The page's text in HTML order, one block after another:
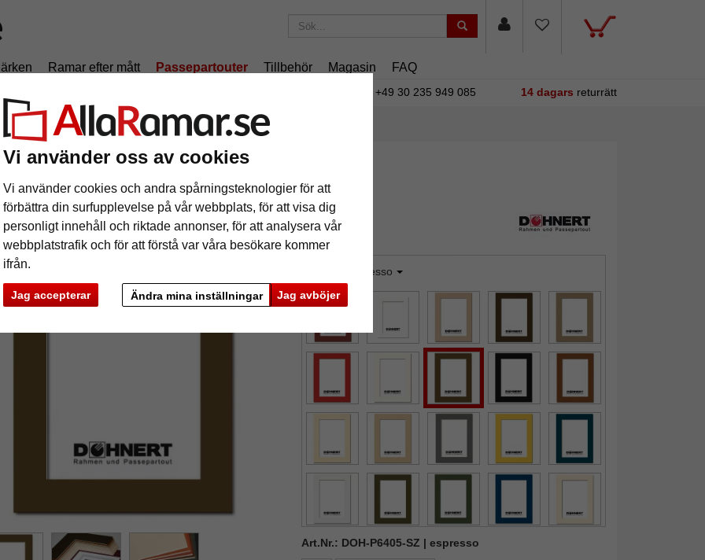
Vi använder oss av cookies
Vi använder cookies och andra spårningsteknologier för att
förbättra din surfupplevelse på vår webbplats, för att visa dig
personligt innehåll och riktade annonser, för att analysera vår
webbplatstrafik och för att förstå var våra besökare kommer
ifrån.
Jag accepterar Jag avböjer
Ändra mina inställningar
Ramar efter mått Passepartouter Tillbehör Magasin FAQ
+49 30 235 949 085 14 dagars returrätt
passepartout måttbeställd
måttbeställd
Preview
espresso
Art.Nr.: DOH-P6405-SZ | espresso